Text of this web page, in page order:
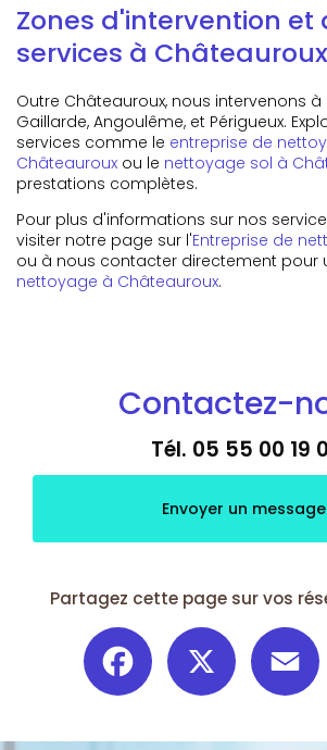
Zones d'intervention et
services à Châteauroux
Outre Châteauroux, nous intervenons à
Gaillarde, Angoulême, et Périgueux.
services comme le entreprise de
Châteauroux ou le nettoyage sol à
prestations complètes.
Pour plus d'informations sur nos
visiter notre page sur l'Entreprise de
ou à nous contacter directement pour
nettoyage à Châteauroux.
Contactez-
Tél. 05 55 00 19
Envoyer un message
Partagez cette page sur vos
Facebook